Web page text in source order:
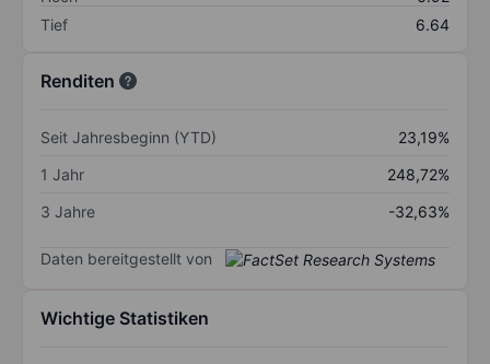
Tief
6.64
Renditen
Seit Jahresbeginn (YTD)
23,19%
1 Jahr
248,72%
3 Jahre
-32,63%
Daten bereitgestellt von
Wichtige Statistiken